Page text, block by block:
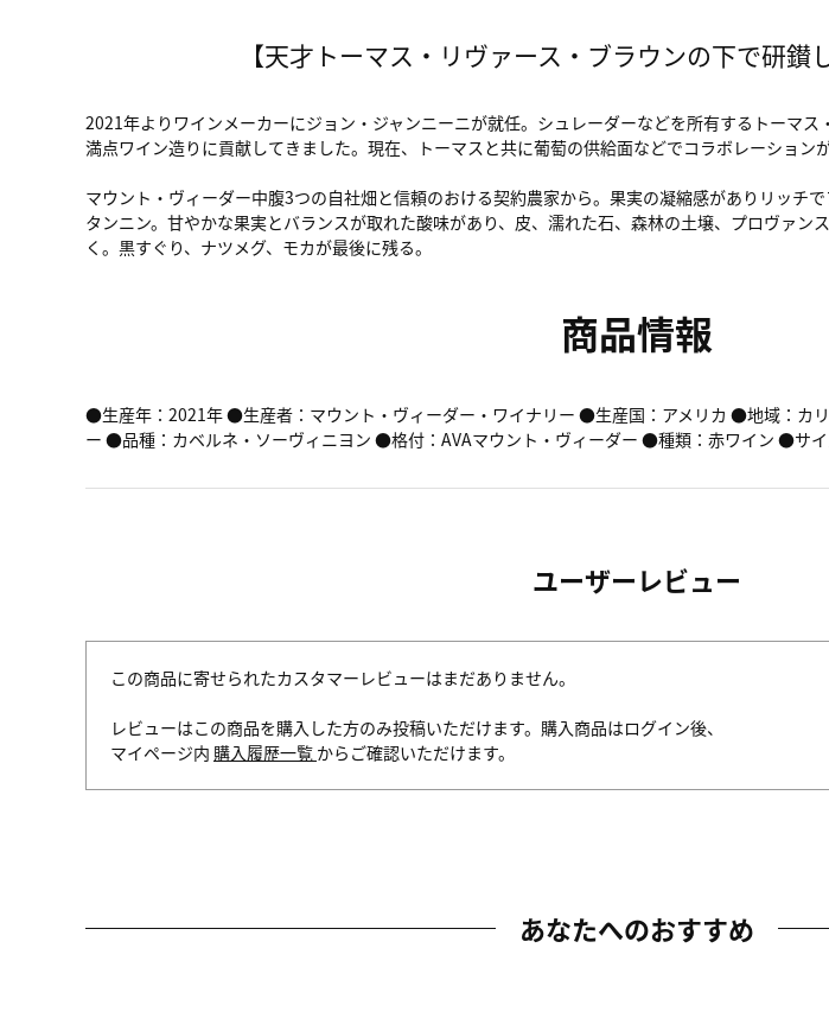
【天才トーマス・リヴァース・ブラウンの下で研鑚
2021年よりワインメーカーにジョン・ジャンニーニが就任。シュレーダーなどを所有するトーマ
満点ワイン造りに貢献してきました。現在、トーマスと共に葡萄の供給面などでコラボレーションが
マウント・ヴィーダー中腹3つの自社畑と信頼のおける契約農家から。果実の凝縮感がありリッチ
タンニン。甘やかな果実とバランスが取れた酸味があり、皮、濡れた石、森林の土壌、プロヴァン
く。黒すぐり、ナツメグ、モカが最後に残る。
商品情報
●生産年：2021年 ●生産者：マウント・ヴィーダー・ワイナリー ●生産国：アメリカ ●地域：カ
ー ●品種：カベルネ・ソーヴィニヨン ●格付：AVAマウント・ヴィーダー ●種類：赤ワイン ●サ
ユーザーレビュー
この商品に寄せられたカスタマーレビューはまだありません。
レビューはこの商品を購入した方のみ投稿いただけます。購入商品はログイン後、
マイページ内 購入履歴一覧 からご確認いただけます。
あなたへのおすすめ